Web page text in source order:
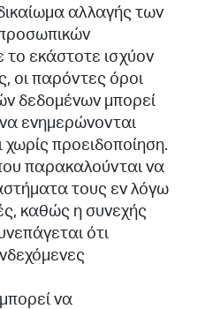
αλλαγής των
εκάστοτε ισχύον
οι παρόντες όροι
δεδομένων μπορεί
ενημερώνονται
χωρίς προειδοποίηση.
παρακαλούνται να
τους εν λόγω
καθώς η συνεχής
ότι
να